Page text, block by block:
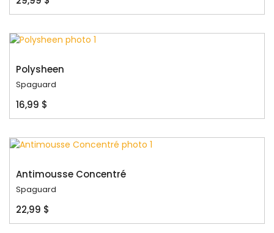
Polysheen
Spaguard
16,99 $
Antimousse Concentré
Spaguard
22,99 $